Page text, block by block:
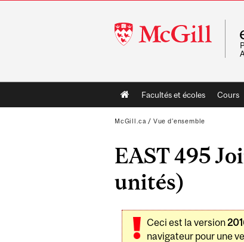
McGill
University
Main
navigation
Facultés et écoles Cours
McGill.ca / Vue d'ensemble
EAST 495
unités)
Ceci est la version
navigateur pour une